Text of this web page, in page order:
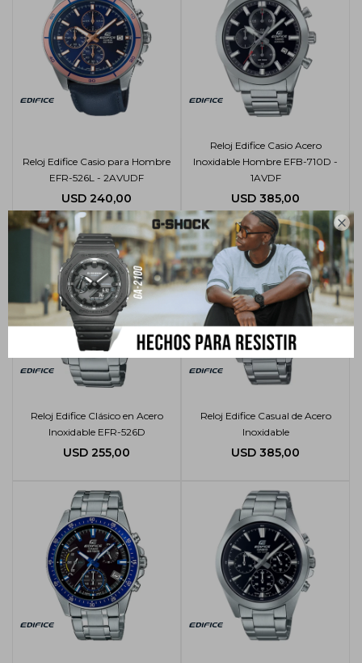

Reloj Edifice Casio para Hombre
EFR-526L - 2AVUDF
USD 240,00
Reloj Edifice Casio Acero
Inoxidable Hombre EFB-710D -
1AVDF
USD 385,00
Reloj Edifice Clásico en Acero
Inoxidable EFR-526D
USD 255,00
Reloj Edifice Casual de Acero
Inoxidable
USD 385,00